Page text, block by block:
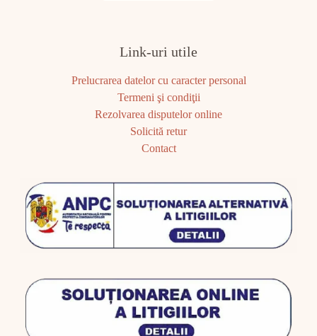
Link-uri utile
Prelucrarea datelor cu caracter personal
Termeni şi condiţii
Rezolvarea disputelor online
Solicită retur
Contact